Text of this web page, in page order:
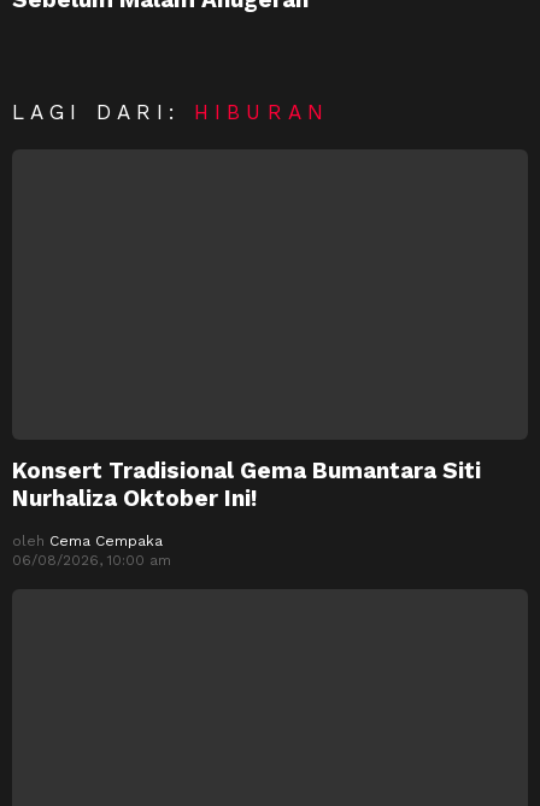
LAGI DARI: HIBURAN
Konsert Tradisional Gema Bumantara Siti
Nurhaliza Oktober Ini!
oleh Cema Cempaka
06/08/2026, 10:00 am